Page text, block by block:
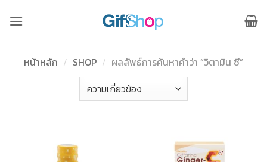
หน้าหลัก / SHOP / ผลลัพธ์การค้นหาคำว่า “วิตามิน ซี”